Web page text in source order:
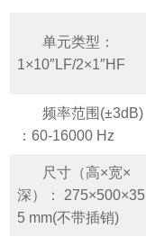
单元类型：
1×10″LF/2×1″HF
频率范围(±3dB)
：60-16000 Hz
尺寸（高×宽×
深）： 275×500×35
5 mm(不带插销)